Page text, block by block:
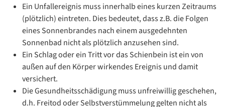
Ein Unfallereignis muss innerhalb eines kurzen Zeitraums
(plötzlich) eintreten. Dies bedeutet, dass z.B. die Folgen
eines Sonnenbrandes nach einem ausgedehnten
Sonnenbad nicht als plötzlich anzusehen sind.
Ein Schlag oder ein Tritt vor das Schienbein ist ein von
außen auf den Körper wirkendes Ereignis und damit
versichert.
Die Gesundheitsschädigung muss unfreiwillig geschehen,
d.h. Freitod oder Selbstverstümmelung gelten nicht als